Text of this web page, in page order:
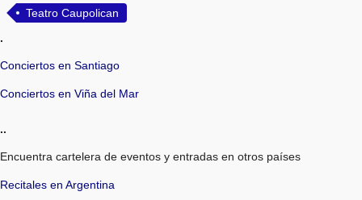
Teatro Caupolican
.
Conciertos en Santiago
Conciertos en Viña del Mar
..
Encuentra cartelera de eventos y entradas en otros países
Recitales en Argentina